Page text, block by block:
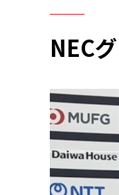
NEC